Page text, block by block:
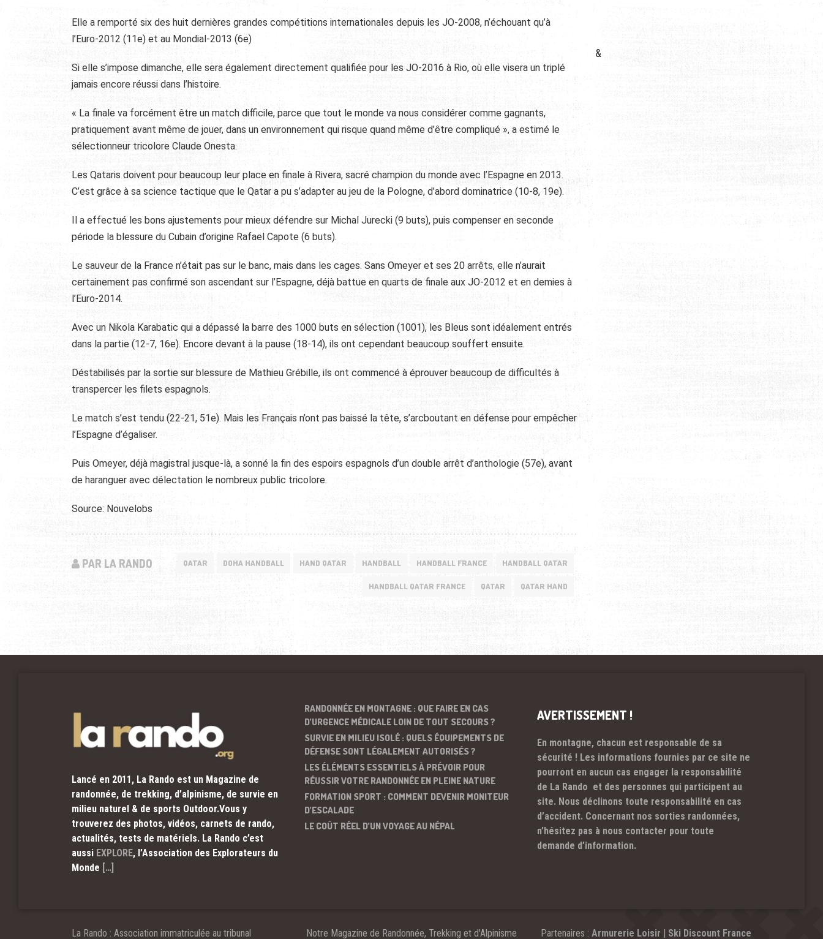
Elle a remporté six des huit dernières grandes compétitions internationales depuis les JO-2008, n’échouant qu’à
l’Euro-2012 (11e) et au Mondial-2013 (6e)
Si elle s’impose dimanche, elle sera également directement qualifiée pour les JO-2016 à Rio, où elle visera un triplé
jamais encore réussi dans l’histoire.
« La finale va forcément être un match difficile, parce que tout le monde va nous considérer comme gagnants,
pratiquement avant même de jouer, dans un environnement qui risque quand même d’être compliqué », a estimé le
sélectionneur tricolore Claude Onesta.
Les Qataris doivent pour beaucoup leur place en finale à Rivera, sacré champion du monde avec l’Espagne en 2013.
C’est grâce à sa science tactique que le Qatar a pu s’adapter au jeu de la Pologne, d’abord dominatrice (10-8, 19e).
Il a effectué les bons ajustements pour mieux défendre sur Michal Jurecki (9 buts), puis compenser en seconde
période la blessure du Cubain d’origine Rafael Capote (6 buts).
Le sauveur de la France n’était pas sur le banc, mais dans les cages. Sans Omeyer et ses 20 arrêts, elle n’aurait
certainement pas confirmé son ascendant sur l’Espagne, déjà battue en quarts de finale aux JO-2012 et en demies à
l’Euro-2014.
Avec un Nikola Karabatic qui a dépassé la barre des 1000 buts en sélection (1001), les Bleus sont idéalement entrés
dans la partie (12-7, 16e). Encore devant à la pause (18-14), ils ont cependant beaucoup souffert ensuite.
Déstabilisés par la sortie sur blessure de Mathieu Grébille, ils ont commencé à éprouver beaucoup de difficultés à
transpercer les filets espagnols.
Le match s’est tendu (22-21, 51e). Mais les Français n’ont pas baissé la tête, s’arcboutant en défense pour empêcher
l’Espagne d’égaliser.
Puis Omeyer, déjà magistral jusque-là, a sonné la fin des espoirs espagnols d’un double arrêt d’anthologie (57e), avant
de haranguer avec délectation le nombreux public tricolore.
Source: Nouvelobs
PAR LA RANDO QATAR DOHA HANDBALL HAND QATAR HANDBALL HANDBALL FRANCE HANDBALL QATAR
HANDBALL QATAR FRANCE QATAR QATAR HAND
&
Lancé en 2011, La Rando est un Magazine de
randonnée, de trekking, d’alpinisme, de survie en
milieu naturel & de sports Outdoor.Vous y
trouverez des photos, vidéos, carnets de rando,
actualités, tests de matériels. La Rando c’est
aussi EXPLORE, l’Association des Explorateurs du
Monde […]
RANDONNÉE EN MONTAGNE : QUE FAIRE EN CAS
D’URGENCE MÉDICALE LOIN DE TOUT SECOURS ?
SURVIE EN MILIEU ISOLÉ : QUELS ÉQUIPEMENTS DE
DÉFENSE SONT LÉGALEMENT AUTORISÉS ?
LES ÉLÉMENTS ESSENTIELS À PRÉVOIR POUR
RÉUSSIR VOTRE RANDONNÉE EN PLEINE NATURE
FORMATION SPORT : COMMENT DEVENIR MONITEUR
D’ESCALADE
LE COÛT RÉEL D’UN VOYAGE AU NÉPAL
AVERTISSEMENT !
En montagne, chacun est responsable de sa
sécurité ! Les informations fournies par ce site ne
pourront en aucun cas engager la responsabilité
de La Rando et des personnes qui participent au
site. Nous déclinons toute responsabilité en cas
d’accident. Concernant nos sorties randonnées,
n’hésitez pas à nous contacter pour toute
demande d’information.
La Rando : Association immatriculée au tribunal Notre Magazine de Randonnée, Trekking et d'Alpinisme Partenaires : Armurerie Loisir | Ski Discount France